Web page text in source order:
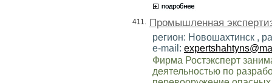
411. Промышленная
регион: Новошахтинск ,
e-mail:
Фирма Ростэксперт
деятельностью по